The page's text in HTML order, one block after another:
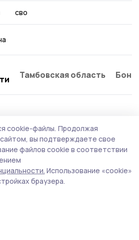
сво
Тамбовская область
из искусственного
жительница Пичаева
руками изготавливает кашпо,
растений, интерьерные
дом и прилегающую
cookie-файлы. Продолжая
вы подтверждаете свое
файлов cookie в соответствии
Использование «cookie»
браузера.